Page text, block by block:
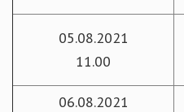
05.08.2021
11.00
06.08.2021